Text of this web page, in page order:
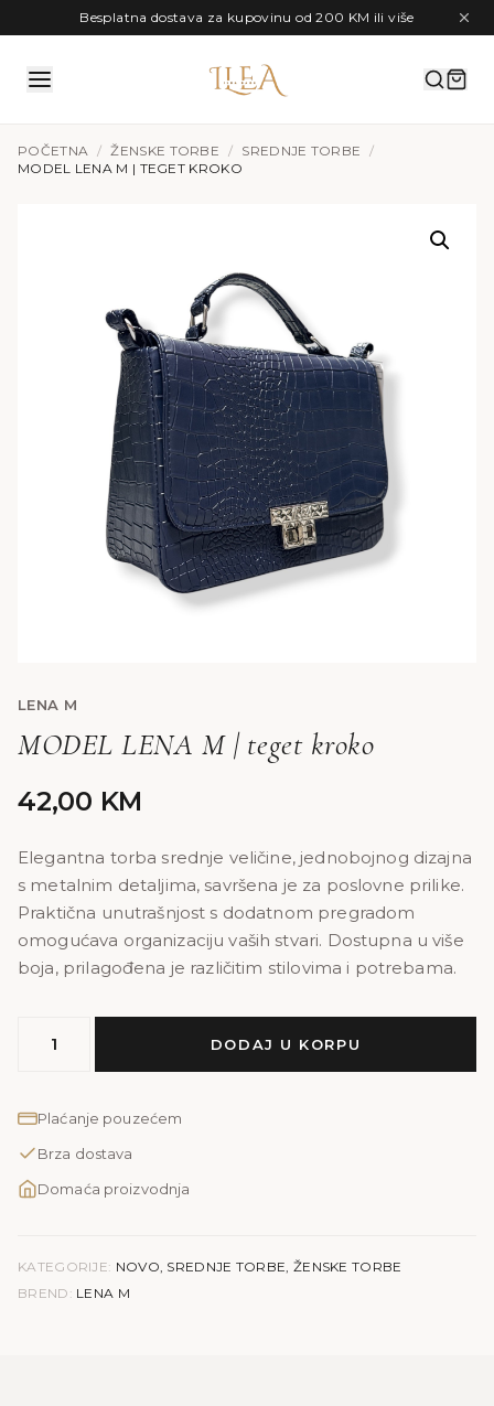
Preskoči na sadržajBesplatna dostava za kupovinu od 200 KM ili više
POČETNA / ŽENSKE TORBE / SREDNJE TORBE
/
MODEL LENA M | TEGET KROKO
LENA M
MODEL LENA M | teget kroko
42,00 KM
Elegantna torba srednje veličine, jednobojnog dizajna
s metalnim detaljima, savršena je za poslovne prilike.
Praktična unutrašnjost s dodatnom pregradom
omogućava organizaciju vaših stvari. Dostupna u više
boja, prilagođena je različitim stilovima i potrebama.
LENA
|
kroko
količina
DODAJ U KORPU
Plaćanje pouzećem
Brza dostava
Domaća proizvodnja
KATEGORIJE: NOVO, SREDNJE TORBE, ŽENSKE TORBE
BREND: LENA M